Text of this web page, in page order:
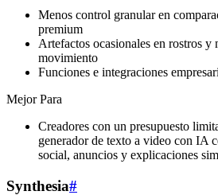
Menos control granular en
premium
Artefactos ocasionales en rostros y
movimiento
Funciones e integraciones
Mejor Para
Creadores con un presupuesto
generador de texto a video con IA
social, anuncios y explicaciones
Synthesia#